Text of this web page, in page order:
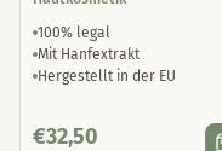
100% legal
Mit Hanfextrakt
Hergestellt in der EU
€32,50